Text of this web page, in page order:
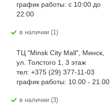
график работы: с 10:00 до
22:00
В наличии (1)
ТЦ "Minsk City Mall", Минск,
ул. Толстого 1, 3 этаж
тел: +375 (29) 377-11-03
график работы: 10.00 - 21.00
В наличии (3)